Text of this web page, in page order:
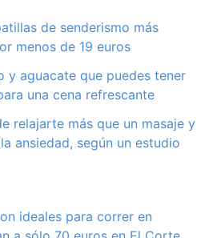
de senderismo más
menos de 19 euros
y aguacate que puedes tener
una cena refrescante
relajarte más que un masaje y
ansiedad, según un estudio
ideales para correr en